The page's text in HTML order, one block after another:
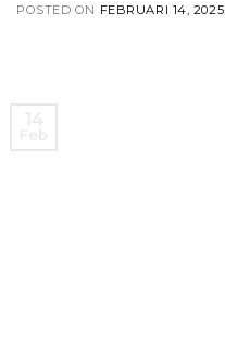
POSTED ON FEBRUARI 14, 2025